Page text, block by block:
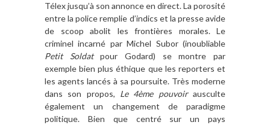
Télex jusqu’à son annonce en direct. La porosité
entre la police remplie d’indics et la presse avide
de scoop abolit les frontières morales. Le
criminel incarné par Michel Subor (inoubliable
Petit Soldatpour Godard) se montre par
exemple bien plus éthique que les reporters et
les agents lancés à sa poursuite. Très moderne
dans son propos, Le 4ème pouvoirausculte
également un changement de paradigme
politique. Bien que centré sur un pays